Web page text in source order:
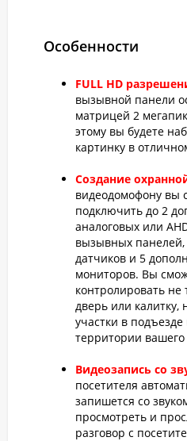
Особенности
FULL HD
вызывной панели
матрицей 2
этому вы будете
картинку в
Создание
видеодомофону вы
подключить до 2
аналоговых или
вызывных
датчиков и 5
мониторов. Вы
контролировать не
дверь или калитку,
участки в
территории вашего
Видеозапись со
посетителя
запишется со
просмотреть и
разговор с